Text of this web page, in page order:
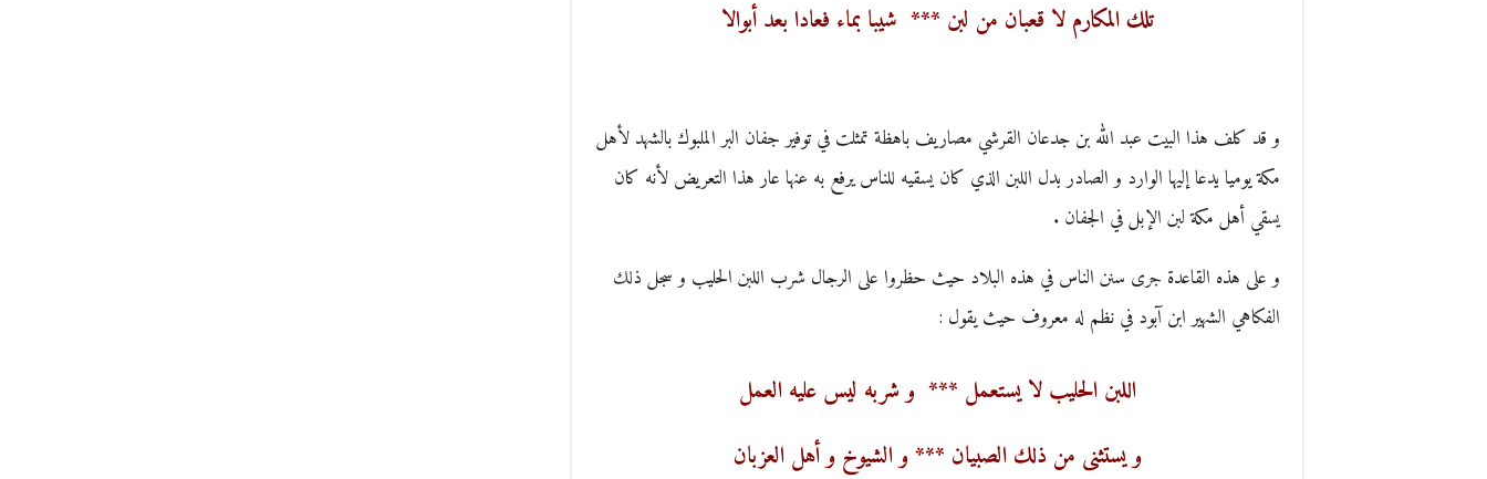
تلك المكارم لا قعبان من لبن *** شيبا بماء فعادا بعد أبوالا
و قد كلف هذا البيت عبد الله بن جدعان القرشي مصاريف باهظة تمثلت في توفير جفان البر الملبوك بالشهد لأهل
مكة يوميا يدعا إليها الوارد و الصادر بدل اللبن الذي كان يسقيه للناس يرفع به عنها عار هذا التعريض لأنه كان
يسقي أهل مكة لبن الإبل في الجفان .
و على هذه القاعدة جرى سنن الناس في هذه البلاد حيث حظروا على الرجال شرب اللبن الحليب و سجل ذلك
الفكاهي الشهير ابن آبود في نظم له معروف حيث يقول :
اللبن الحليب لا يستعمل *** و شربه ليس عليه العمل
و يستثنى من ذلك الصبيان *** و الشيوخ و أهل العزبان